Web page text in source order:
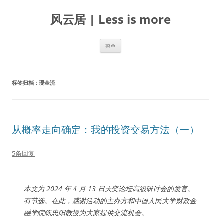
风云居 | Less is more
菜单
标签归档： 现金流
从概率走向确定：我的投资交易方法（一）
5条回复
本文为 2024 年 4 月 13 日天奕论坛高级研讨会的发言。
有节选。在此，感谢活动的主办方和中国人民大学财政金
融学院陈忠阳教授为大家提供交流机会。